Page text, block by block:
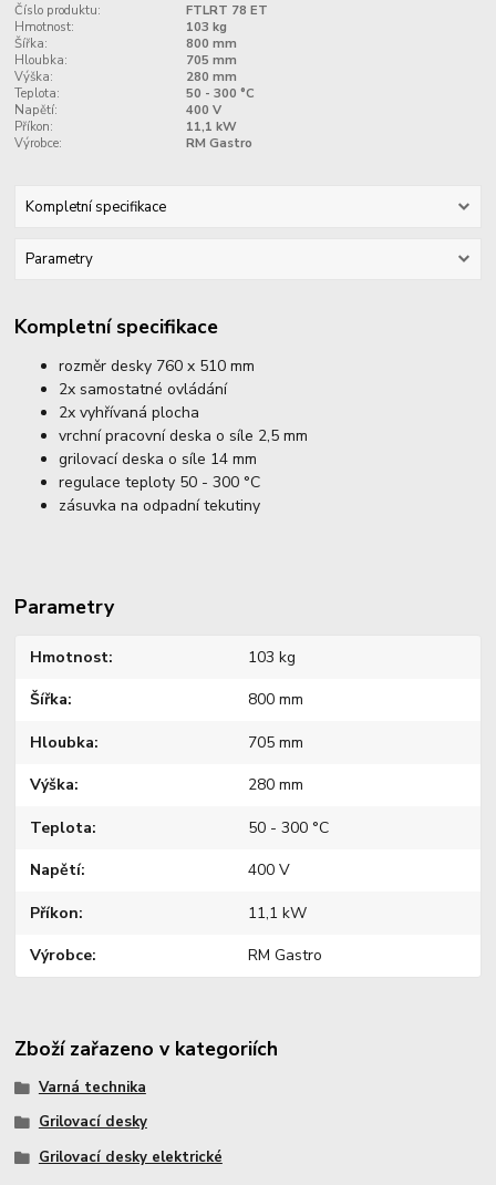
Číslo produktu:
FTLRT 78 ET
Hmotnost:
103 kg
Šířka:
800 mm
Hloubka:
705 mm
Výška:
280 mm
Teplota:
50 - 300 °C
Napětí:
400 V
Příkon:
11,1 kW
Výrobce:
RM Gastro
Kompletní specifikace
Parametry
Kompletní specifikace
rozměr desky 760 x 510 mm
2x samostatné ovládání
2x vyhřívaná plocha
vrchní pracovní deska o síle 2,5 mm
grilovací deska o síle 14 mm
regulace teploty 50 - 300 °C
zásuvka na odpadní tekutiny
Parametry
Hmotnost 103 kg
Šířka 800 mm
Hloubka 705 mm
Výška 280 mm
Teplota 50 - 300 °C
Napětí 400 V
Příkon 11,1 kW
Výrobce RM Gastro
Zboží zařazeno v kategoriích
Varná technika
Grilovací desky
Grilovací desky elektrické